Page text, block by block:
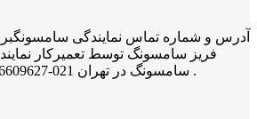
آدرس و شماره تماس نمایندگی
فریز سامسونگ توسط تعمیرکار
سامسونگ در تهران 021-66609627 و 09129429461 است .